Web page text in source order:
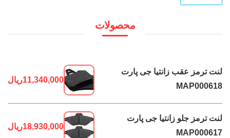
محصولات
لنت ترمز عقب زانتیا جی پارت
MAP000618
11,340,000ریال
لنت ترمز جلو زانتیا جی پارت
MAP000617
18,930,000ریال